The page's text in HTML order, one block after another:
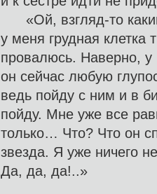
«Ой, взгляд-то
у меня грудная клетка
провалюсь. Наверно,
он сейчас любую
ведь пойду с ним и в
пойду. Мне уже все
только… Что? Что он
звезда. Я уже ничего
Да, да, да!..»